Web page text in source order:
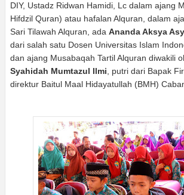
DIY, Ustadz Ridwan Hamidi, Lc dalam ajang
Hifdzil Quran) atau hafalan Alquran, dalam
Sari Tilawah Alquran, ada Ananda Aksya
dari salah satu Dosen Universitas Islam
dan ajang Musabaqah Tartil Alquran diwakili
Syahidah Mumtazul Ilmi, putri dari Bapak
direktur Baitul Maal Hidayatullah (BMH)